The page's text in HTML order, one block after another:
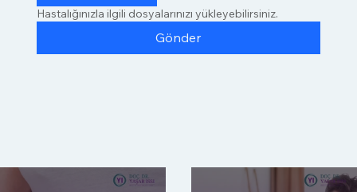
Hastalığınızla ilgili dosyalarınızı yükleyebilirsiniz.
Gönder